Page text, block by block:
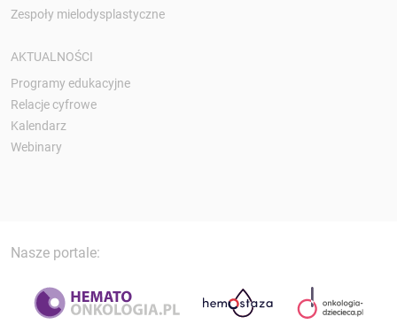
Zespoły mielodysplastyczne
AKTUALNOŚCI
Programy edukacyjne
Relacje cyfrowe
Kalendarz
Webinary
Nasze portale: